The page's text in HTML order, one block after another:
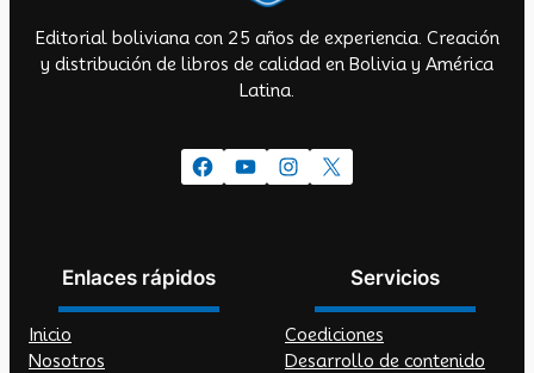
Editorial boliviana con 25 años de experiencia. Creación
y distribución de libros de calidad en Bolivia y América
Latina.
Facebook YouTube Instagram X
Enlaces rápidos
Inicio
Nosotros
Servicios
Coediciones
Desarrollo de contenido